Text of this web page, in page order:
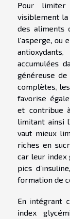
Pour
visiblement la
des aliments
l’asperge, ou
accumulées
généreuse
complètes,
favorise
et contribue
limitant ainsi
vaut mieux
riches en
car leur index
pics
formation de
En intégrant
index